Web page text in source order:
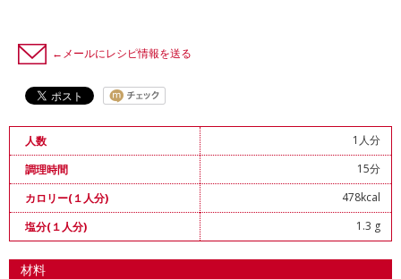
←メールにレシピ情報を送る
人数
1人分
調理時間
15分
カロリー(１人分)
478kcal
塩分(１人分)
1.3 g
材料